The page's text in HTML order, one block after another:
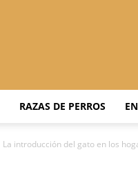
RAZAS DE PERROS
La introducción del gato en los